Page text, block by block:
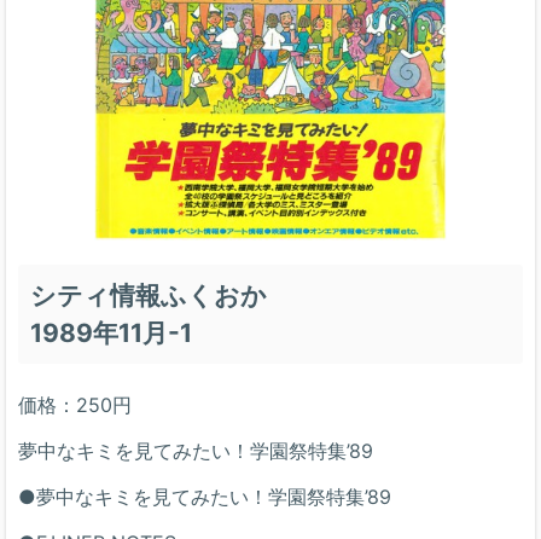
シティ情報ふくおか
1989年11月-1
価格：250円
夢中なキミを見てみたい！学園祭特集’89
●夢中なキミを見てみたい！学園祭特集’89